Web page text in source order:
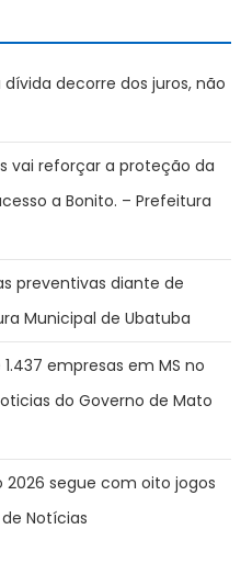
decorre dos juros, não
vai reforçar a proteção da
a Bonito. – Prefeitura
preventivas diante de
Municipal de Ubatuba
empresas em MS no
do Governo de Mato
segue com oito jogos
Notícias